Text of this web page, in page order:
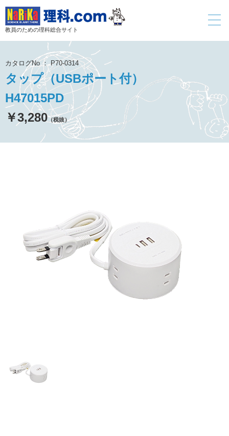
教員のための理科総合サイト
toggle
カタログNo ： P70-0314
タップ（USBポート付）
H47015PD
￥3,280 （税抜）